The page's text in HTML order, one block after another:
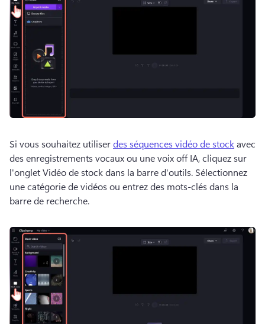
Si vous souhaitez utiliser des séquences vidéo de stock avec
des enregistrements vocaux ou une voix off IA, cliquez sur
l'onglet Vidéo de stock dans la barre d'outils. Sélectionnez
une catégorie de vidéos ou entrez des mots-clés dans la
barre de recherche.